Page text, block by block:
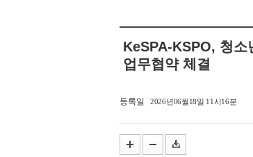
카카오게임즈,
AI 네이티브
KeSPA-KSPO, 청
업무협약 체결
등록일 2026년06월18일 11시16분